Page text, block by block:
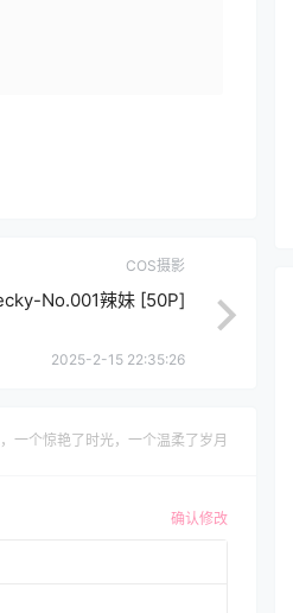
COS摄影
No.001辣妹 [50P]
2025-2-15 22:35:26
一个惊艳了时光，一个温柔了岁月
确认修改